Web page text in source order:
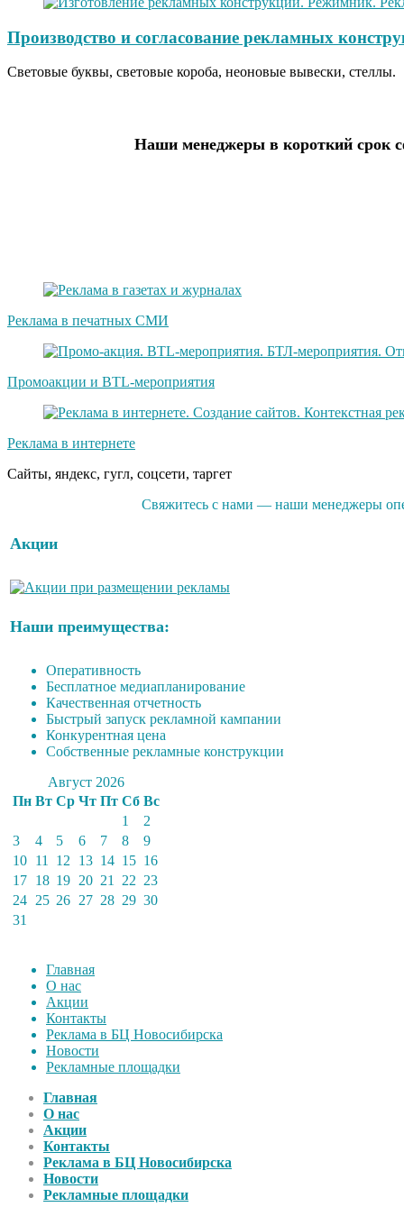
Производство и согласование рекламных
Световые буквы, световые короба, неоновые вывески, стеллы.
Наши менеджеры в короткий срок
Реклама в печатных СМИ
Промоакции и BTL-мероприятия
Реклама в интернете
Сайты, яндекс, гугл, соцсети, таргет
Свяжитесь с нами — наши менеджеры
Акции
Наши преимущества:
Оперативность
Бесплатное медиапланирование
Качественная отчетность
Быстрый запуск рекламной кампании
Конкурентная цена
Собственные рекламные конструкции
Август 2026
Пн Вт Ср Чт Пт Сб Вс
1
2
3
4 5 6 7 8
9
10 11 12 13 14 15 16
17 18 19 20 21 22 23
24 25 26 27 28 29 30
31
Главная
О нас
Акции
Контакты
Реклама в БЦ Новосибирска
Новости
Рекламные площадки
Главная
О нас
Акции
Контакты
Реклама в БЦ Новосибирска
Новости
Рекламные площадки